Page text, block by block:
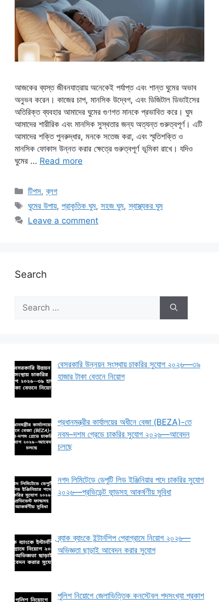
আজকের ব্যস্ত জীবনযাত্রায় অনেকেই পর্যাপ্ত এবং শান্ত ঘুমের অভাব
অনুভব করেন। কাজের চাপ, মানসিক উদ্বেগ, এবং ডিজিটাল ডিভাইসের
অতিরিক্ত ব্যবহার আমাদের ঘুমের গুণগত মানকে প্রভাবিত করে। ঘুম
আমাদের শারীরিক এবং মানসিক সুস্থতার জন্য অত্যন্ত গুরুত্বপূর্ণ। এটি
আমাদের শক্তি পুনরুদ্ধার, মনকে সতেজ করা, এবং স্মৃতিশক্তি ও
মানসিক ফোকাস উন্নত করার ক্ষেত্রে গুরুত্বপূর্ণ ভূমিকা রাখে। যদিও
ঘুমের … Read more
Categories
টিপস,ব্লগ
Tags
ঘুমের উপায়,প্রাকৃতিক ঘুম,সহজ ঘুম,স্বাস্থ্যকর ঘুম
Leave a comment
Search
for:
বেসরকারি উন্নয়ন সংস্থায় চাকরির সুযোগ ২০২৬—৩৯
হাজার টাকা বেতনে নিয়োগ
প্রধানমন্ত্রীর কার্যালয়ের অধীনে বেজা (BEZA)-তে
নবম–দশম গ্রেডে চাকরির সুযোগ ২০২৬—আবেদন
চলছে
নগদ লিমিটেডে ডেপুটি লিড ইঞ্জিনিয়ার পদে চাকরির সুযোগ
২০২৬—প্রভিডেন্ট ফান্ডসহ আকর্ষণীয় সুবিধা
ব্র্যাক ব্যাংকে ইন্টার্নশিপ প্রোগ্রামে নিয়োগ ২০২৬—
অভিজ্ঞতা ছাড়াই আবেদন করার সুযোগ
পুলিশ নিয়োগে জেলাভিত্তিক কনস্টেবল পদসংখ্যা প্রকাশ